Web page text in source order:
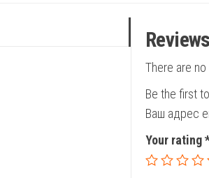
Reviews
There are
Be the first
Ваш адрес
Your rating